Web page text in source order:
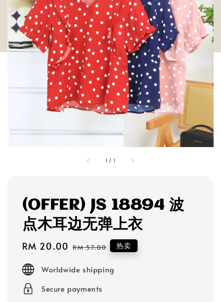
1 / 1
(OFFER) JS 18894 波
点木耳边无弹上衣
Sale
RM 20.00 Regular
RM 57.00 热卖
Worldwide shipping
Secure payments